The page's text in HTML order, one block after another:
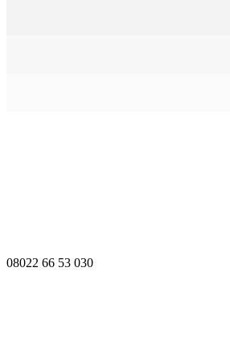
08022 66 53 030